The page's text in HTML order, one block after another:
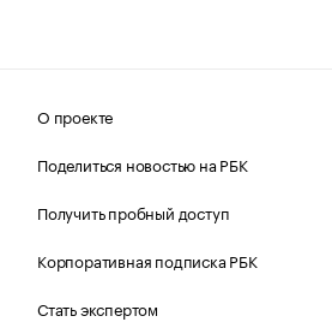
О проекте
Поделиться новостью на РБК
Получить пробный доступ
Корпоративная подписка РБК
Стать экспертом